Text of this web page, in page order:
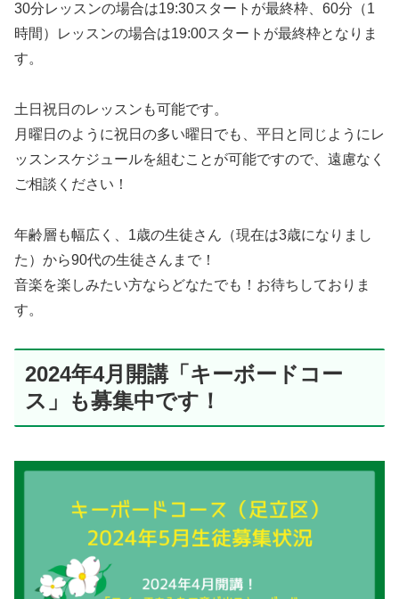
30分レッスンの場合は19:30スタートが最終枠、60分（1
時間）レッスンの場合は19:00スタートが最終枠となりま
す。
土日祝日のレッスンも可能です。
月曜日のように祝日の多い曜日でも、平日と同じようにレ
ッスンスケジュールを組むことが可能ですので、遠慮なく
ご相談ください！
年齢層も幅広く、1歳の生徒さん（現在は3歳になりまし
た）から90代の生徒さんまで！
音楽を楽しみたい方ならどなたでも！お待ちしておりま
す。
2024年4月開講「キーボードコー
ス」も募集中です！